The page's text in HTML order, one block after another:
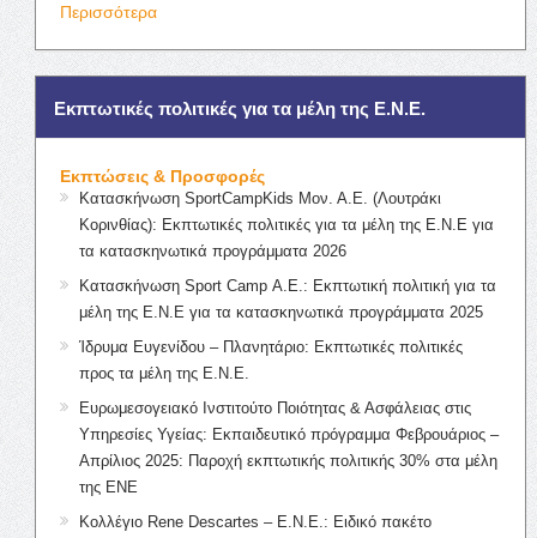
Περισσότερα
Εκπτωτικές πολιτικές για τα μέλη της Ε.Ν.Ε.
Εκπτώσεις & Προσφορές
Κατασκήνωση SportCampKids Μον. Α.Ε. (Λουτράκι
Κορινθίας): Εκπτωτικές πολιτικές για τα μέλη της Ε.Ν.Ε για
τα κατασκηνωτικά προγράμματα 2026
Κατασκήνωση Sport Camp Α.Ε.: Εκπτωτική πολιτική για τα
μέλη της Ε.Ν.Ε για τα κατασκηνωτικά προγράμματα 2025
Ίδρυμα Ευγενίδου – Πλανητάριο: Εκπτωτικές πολιτικές
προς τα μέλη της Ε.Ν.Ε.
Ευρωμεσογειακό Ινστιτούτο Ποιότητας & Ασφάλειας στις
Υπηρεσίες Υγείας: Εκπαιδευτικό πρόγραμμα Φεβρουάριος –
Απρίλιος 2025: Παροχή εκπτωτικής πολιτικής 30% στα μέλη
της ΕΝΕ
Κολλέγιο Rene Descartes – Ε.Ν.Ε.: Ειδικό πακέτο